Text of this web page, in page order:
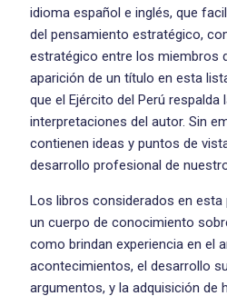
idioma español e inglés, que
del pensamiento estratégico,
estratégico entre los miembros
aparición de un título en esta
que el Ejército del Perú respalda
interpretaciones del autor. Sin
contienen ideas y puntos de
desarrollo profesional de
Los libros considerados en
un cuerpo de conocimiento
como brindan experiencia en el
acontecimientos, el desarrollo
argumentos, y la adquisición de